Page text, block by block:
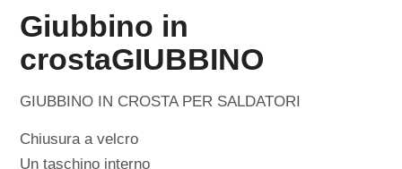
Giubbino in
crostaGIUBBINO
GIUBBINO IN CROSTA PER SALDATORI
Chiusura a velcro
Un taschino interno